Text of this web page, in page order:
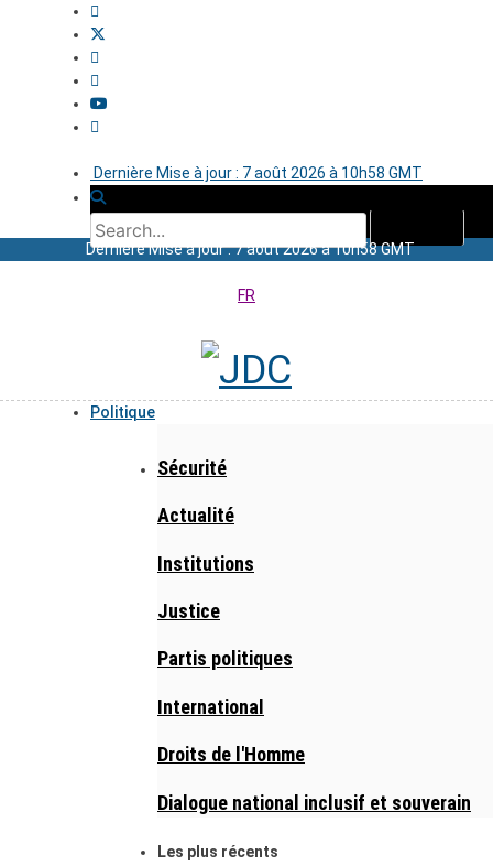
Dernière Mise à jour : 7 août 2026 à 10h58 GMT
Dernière Mise à jour : 7 août 2026 à 10h58 GMT
FR
Politique
Sécurité
Actualité
Institutions
Justice
Partis politiques
International
Droits de l'Homme
Dialogue national inclusif et souverain
Les plus récents